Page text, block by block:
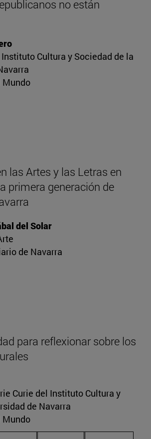
no están
Cultura y Sociedad de la
Mundo
las Artes y las Letras en
primera generación de
del Solar
de Navarra
para reflexionar sobre los
Curie del Instituto Cultura y
de Navarra
Mundo